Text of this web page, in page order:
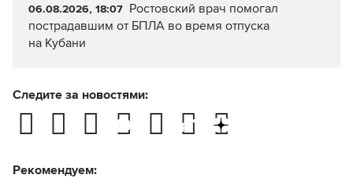
06.08.2026, 18:07 Ростовский врач помогал
пострадавшим от БПЛА во время отпуска
на Кубани
Следите за новостями:
Рекомендуем: